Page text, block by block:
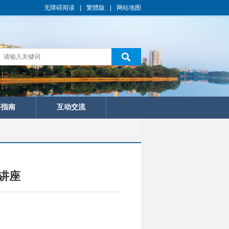
无障碍阅读 繁體版 网站地图
南 互动交流
座